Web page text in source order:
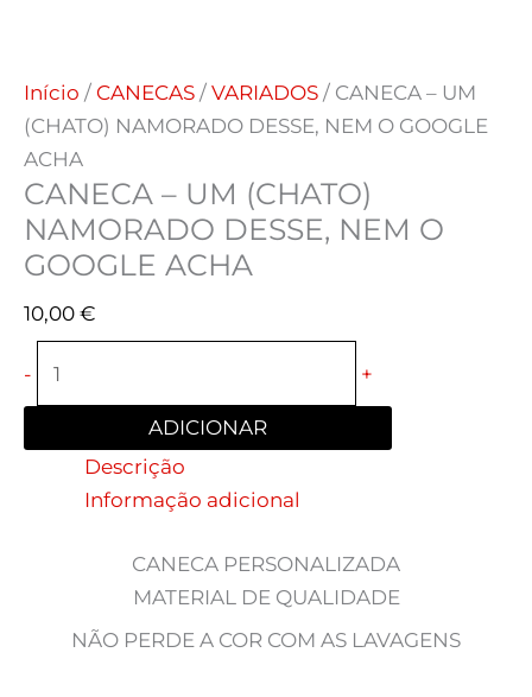
Início / CANECAS / VARIADOS / CANECA – UM
(CHATO) NAMORADO DESSE, NEM O GOOGLE
ACHA
CANECA – UM (CHATO)
NAMORADO DESSE, NEM O
GOOGLE ACHA
10,00 €
- +
ADICIONAR
Descrição
Informação adicional
CANECA PERSONALIZADA
MATERIAL DE QUALIDADE
NÃO PERDE A COR COM AS LAVAGENS